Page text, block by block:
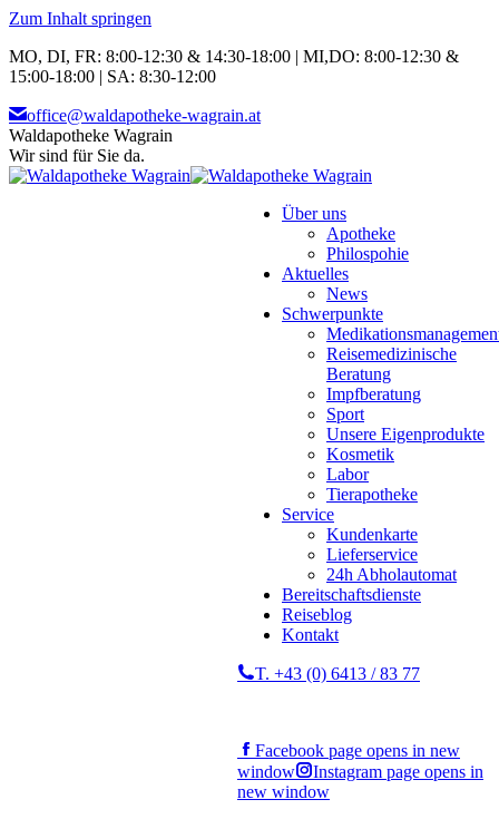
Zum Inhalt springen
MO, DI, FR: 8:00-12:30 & 14:30-18:00 | MI,DO: 8:00-12:30 &
15:00-18:00 | SA: 8:30-12:00
office@waldapotheke-wagrain.at
Waldapotheke Wagrain
Wir sind für Sie da.
Über uns
Apotheke
Philospohie
Aktuelles
News
Schwerpunkte
Reisemedizinische
Beratung
Impfberatung
Sport
Unsere Eigenprodukte
Kosmetik
Labor
Tierapotheke
Service
Kundenkarte
Lieferservice
24h Abholautomat
Bereitschaftsdienste
Reiseblog
Kontakt
T. +43 (0) 6413 / 83 77
Facebook page opens in new
window
Instagram page opens in
new window